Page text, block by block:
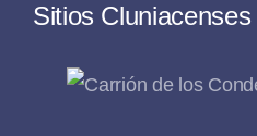
Sitios Cluniacenses